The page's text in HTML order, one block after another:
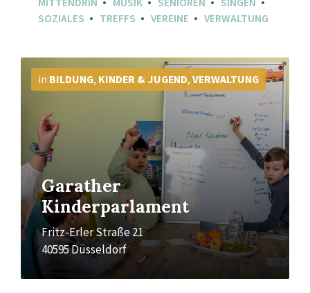
SOZIALES
TREFFS VEREINE VERWALTUNG
Garather
Kinderparlament
Fritz-Erler Straße 21
40595 Düsseldorf
in BILDUNG, KINDER & JUGEND, VERWALTUNG
Mehr
Info